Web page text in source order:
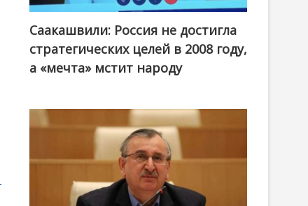
Саакашвили: Россия не достигла
стратегических целей в 2008 году,
а «мечта» мстит народу